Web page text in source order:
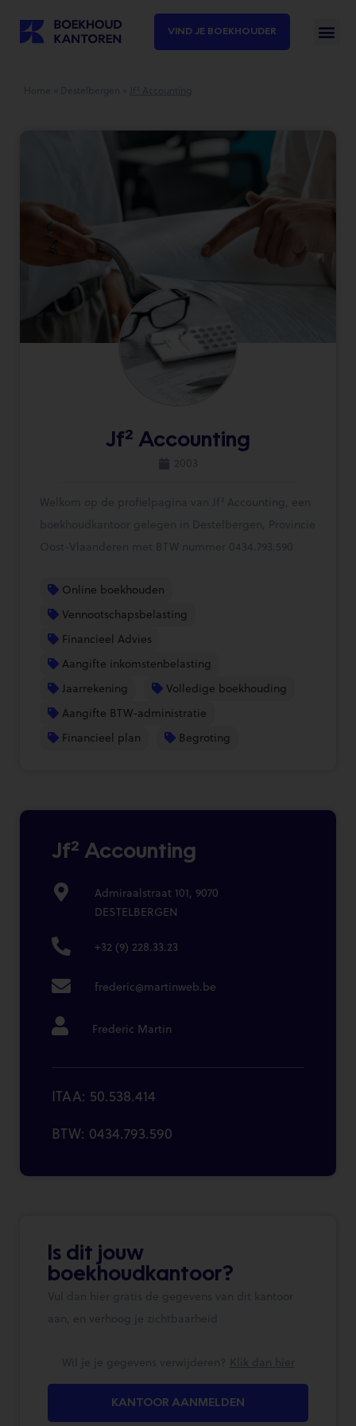
VIND JE BOEKHOUDER
Jf² Accounting
2003
Welkom op de profielpagina van Jf² Accounting, een
boekhoudkantoor gelegen in Destelbergen, Provincie
Oost-Vlaanderen met BTW nummer 0434.793.590
Online boekhouden
Vennootschapsbelasting
Financieel Advies
Aangifte inkomstenbelasting
Jaarrekening
Volledige boekhouding
Aangifte BTW-administratie
Financieel plan
Begroting
Jf² Accounting
Admiraalstraat 101, 9070
DESTELBERGEN
+32 (9) 228.33.23
frederic@martinweb.be
Frederic Martin
ITAA: 50.538.414
BTW: 0434.793.590
Is dit jouw
boekhoudkantoor?
Vul dan hier gratis de gegevens van dit kantoor
aan, en verhoog je zichtbaarheid
Wil je je gegevens verwijderen? Klik dan hier
KANTOOR AANMELDEN